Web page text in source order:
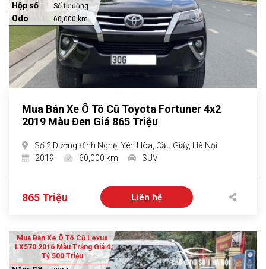
Hộp số Số tự động
Odo 60,000 km
Mua Bán Xe Ô Tô Cũ Toyota Fortuner 4x2
2019 Màu Đen Giá 865 Triệu
Số 2 Dương Đình Nghệ, Yên Hòa, Cầu Giấy, Hà Nội
2019
60,000 km SUV
865 Triệu Liên hệ
Mua Bán Xe Ô Tô Cũ Lexus
LX570 2016 Màu Trắng Giá 4
Tỷ 500 Triệu